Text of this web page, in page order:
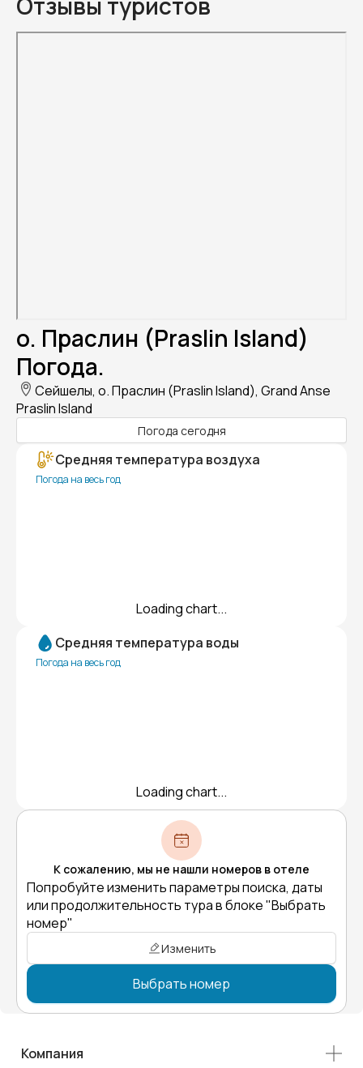
о. Праслин (Praslin Island)
Погода.
Сейшелы, о. Праслин (Praslin Island), Grand Anse
Praslin Island
Погода сегодня
Средняя температура воздуха
Погода на весь год
Loading chart...
Средняя температура воды
Погода на весь год
Loading chart...
К сожалению, мы не нашли номеров в отеле
Попробуйте изменить параметры поиска, даты
или продолжительность тура в блоке "Выбрать
номер"
Изменить
Выбрать номер
Компания